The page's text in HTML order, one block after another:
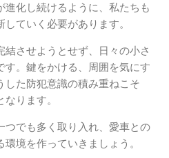
進化し続けるように、私たちも
ていく必要があります。
させようとせず、日々の小さ
す。鍵をかける、周囲を気にす
した防犯意識の積み重ねこそ
ります。
つでも多く取り入れ、愛車との
境を作っていきましょう。